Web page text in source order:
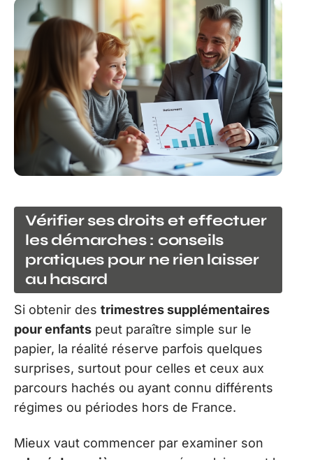
Vérifier ses droits et effectuer
les démarches : conseils
pratiques pour ne rien laisser
au hasard
Si obtenir des trimestres supplémentaires
pour enfants peut paraître simple sur le
papier, la réalité réserve parfois quelques
surprises, surtout pour celles et ceux aux
parcours hachés ou ayant connu différents
régimes ou périodes hors de France.
Mieux vaut commencer par examiner son